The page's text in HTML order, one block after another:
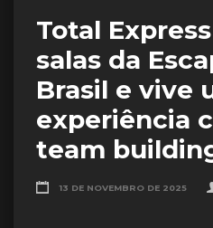
Total
salas da
Brasil e vive
experiência
team
13 DE NOVEMBRO DE 2025